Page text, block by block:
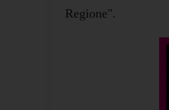
Regione".